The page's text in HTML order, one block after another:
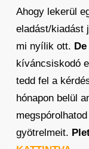
Ahogy lekerül
eladást/kiadást
mi nyílik ott.
kíváncsiskodó
tedd fel a
hónapon belül
gyötrelmeit.